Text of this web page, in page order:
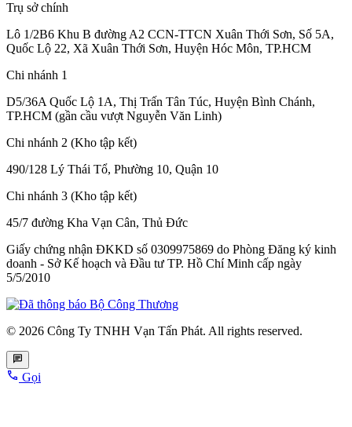
Trụ sở chính
Lô 1/2B6 Khu B đường A2 CCN-TTCN Xuân Thới Sơn, Số 5A,
Quốc Lộ 22, Xã Xuân Thới Sơn, Huyện Hóc Môn, TP.HCM
Chi nhánh 1
D5/36A Quốc Lộ 1A, Thị Trấn Tân Túc, Huyện Bình Chánh,
TP.HCM (gần cầu vượt Nguyễn Văn Linh)
Chi nhánh 2 (Kho tập kết)
490/128 Lý Thái Tổ, Phường 10, Quận 10
Chi nhánh 3 (Kho tập kết)
45/7 đường Kha Vạn Cân, Thủ Đức
Giấy chứng nhận ĐKKD số 0309975869 do Phòng Đăng ký kinh
doanh - Sở Kế hoạch và Đầu tư TP. Hồ Chí Minh cấp ngày
5/5/2010
© 2026 Công Ty TNHH Vạn Tấn Phát. All rights reserved.
Gọi